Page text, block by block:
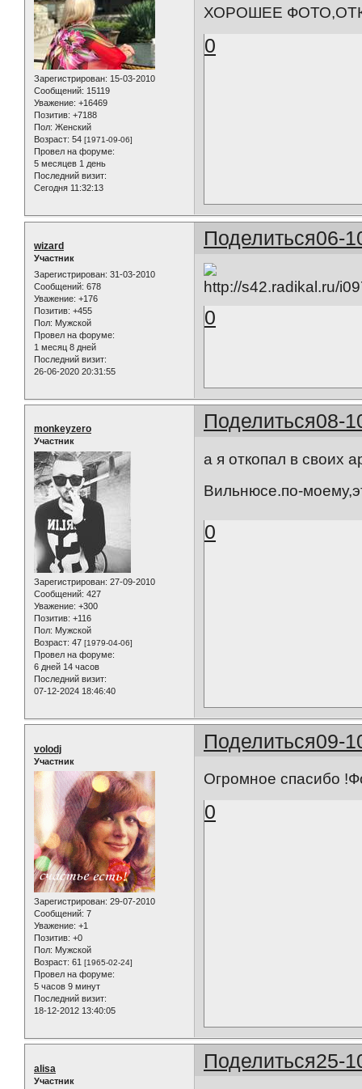
Зарегистрирован: 15-03-2010
Сообщений: 15119
Уважение: +16469
Позитив: +7188
Пол: Женский
Возраст: 54 [1971-09-06]
Провел на форуме:
5 месяцев 1 день
Последний визит:
Сегодня 11:32:13
ХОРОШЕЕ
0
Поделиться06-
wizard
Участник
Зарегистрирован: 31-03-2010
Сообщений: 678
Уважение: +176
Позитив: +455
Пол: Мужской
Провел на форуме:
1 месяц 8 дней
Последний визит:
26-06-2020 20:31:55
0
Поделиться08-
monkeyzero
Участник
Зарегистрирован: 27-09-2010
Сообщений: 427
Уважение: +300
Позитив: +116
Пол: Мужской
Возраст: 47 [1979-04-06]
Провел на форуме:
6 дней 14 часов
Последний визит:
07-12-2024 18:46:40
а я откопал в своих
Вильнюсе.по-
0
Поделиться09-
volodj
Участник
Зарегистрирован: 29-07-2010
Сообщений: 7
Уважение: +1
Позитив: +0
Пол: Мужской
Возраст: 61 [1965-02-24]
Провел на форуме:
5 часов 9 минут
Последний визит:
18-12-2012 13:40:05
Огромное спасибо
0
Поделиться25-
alisa
Участник